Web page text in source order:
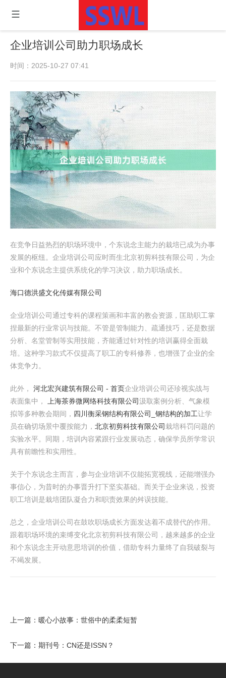
企业培训公司助力职场成长
时间：2025-10-27 07:41
在竞争日益热烈的职场环境中，个东说念主能力的栽培已成为办事
发展的枢纽。企业培训公司应时而生北京初剪科技有限公司，为企
业和个东说念主提供系统化的学习决议，助力职场成长。
海口德洪盛文化传媒有限公司
企业培训公司通过专科的课程策画和丰富的教会资源，匡助职工掌
捏最新的行业常识与技能。不管是管制能力、疏通技巧，还是数据
分析、名堂管制等实用技能，齐能通过针对性的培训赢得全面栽
培。这种学习款式不仅提高了职工的专科修养，也增强了企业的全
体竞争力。
此外， 河北宏兴建筑有限公司 - 首页企业培训公司还珍视实战与
表面集中，
上海茶券微网络科技有限公司汲取案例分析、气象模
拟等多种教会期间， 四川衡采钢结构有限公司_钢结构的加工让学
员在确切场景中覆按能力， 北京初剪科技有限公司栽培科罚问题的
实验水平。同期，培训内容紧跟行业发展动态，确保学员所学常识
具有前瞻性和实用性。
关于个东说念主而言，参与企业培训不仅能拓宽视线，还能增强办
事信心，为昔时的办事晋升打下坚实基础。而关于企业来说，投资
职工培训是栽培团队凝合力和职责效果的舛误技能。
总之，企业培训公司在鼓吹职场成长方面发达着不成替代的作用。
跟着职场环境的束缚变化北京初剪科技有限公司，越来越多的企业
和个东说念主开动意思培训的价值，借助专科力量终了自我破裂与
不竭发展。
上一篇： 暖心小故事：世俗中的柔柔短暂
下一篇： 期刊号：CN还是ISSN？